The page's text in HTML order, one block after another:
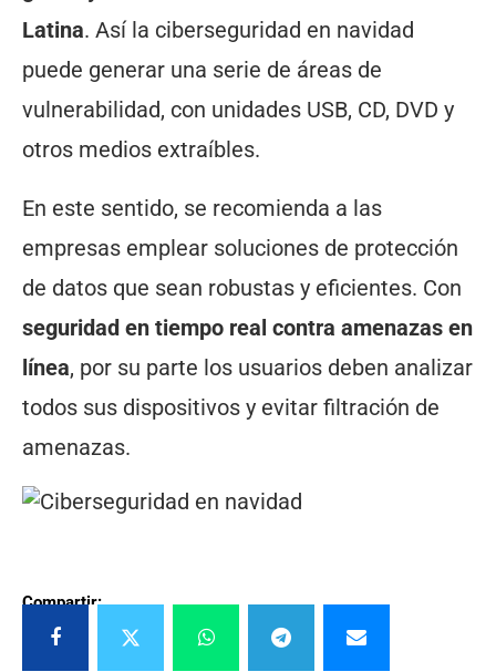
Latina. Así la ciberseguridad en navidad
puede generar una serie de áreas de
vulnerabilidad, con unidades USB, CD, DVD y
otros medios extraíbles.
En este sentido, se recomienda a las
empresas emplear soluciones de protección
de datos que sean robustas y eficientes. Con
seguridad en tiempo real contra amenazas en
línea, por su parte los usuarios deben analizar
todos sus dispositivos y evitar filtración de
amenazas.
Compartir: